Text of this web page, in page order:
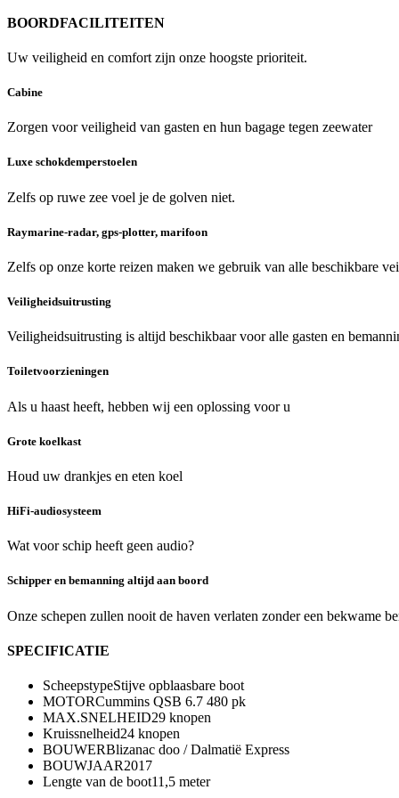
BOORDFACILITEITEN
Uw veiligheid en comfort zijn onze hoogste prioriteit.
Cabine
Zorgen voor veiligheid van gasten en hun bagage tegen zeewater
Luxe schokdemperstoelen
Zelfs op ruwe zee voel je de golven niet.
Raymarine-radar, gps-plotter, marifoon
Zelfs op onze korte reizen maken we gebruik van alle beschikbare
Veiligheidsuitrusting
Veiligheidsuitrusting is altijd beschikbaar voor alle gasten en
Toiletvoorzieningen
Als u haast heeft, hebben wij een oplossing voor u
Grote koelkast
Houd uw drankjes en eten koel
HiFi-audiosysteem
Wat voor schip heeft geen audio?
Schipper en bemanning altijd aan boord
Onze schepen zullen nooit de haven verlaten zonder een bekwame
SPECIFICATIE
ScheepstypeStijve opblaasbare boot
MOTORCummins QSB 6.7 480 pk
MAX.SNELHEID29 knopen
Kruissnelheid24 knopen
BOUWERBlizanac doo / Dalmatië Express
BOUWJAAR2017
Lengte van de boot11,5 meter